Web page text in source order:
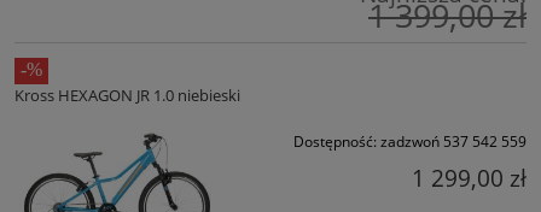
1 399,00 zł
Kross HEXAGON JR 1.0 niebieski
Dostępność: zadzwoń 537 542 559
1 299,00 zł